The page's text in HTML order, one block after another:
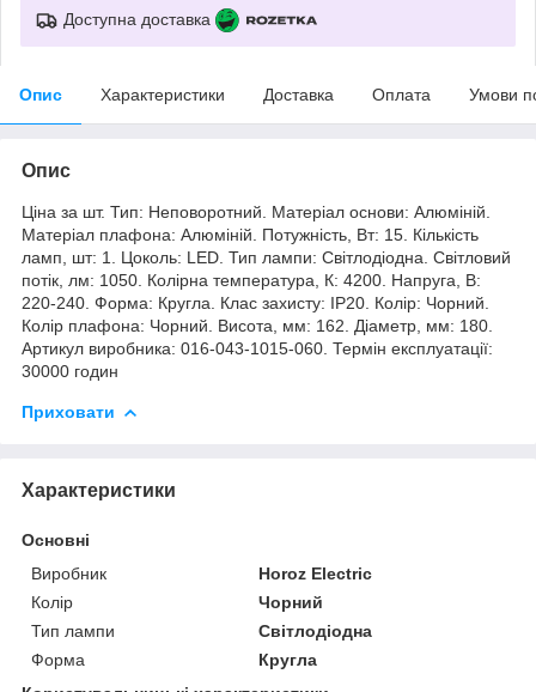
Доступна доставка
Опис Характеристики Доставка Оплата Умови
Опис
Ціна за шт. Тип: Неповоротний. Матеріал основи: Алюміній.
Матеріал плафона: Алюміній. Потужність, Вт: 15. Кількість
ламп, шт: 1. Цоколь: LED. Тип лампи: Світлодіодна. Світловий
потік, лм: 1050. Колірна температура, К: 4200. Напруга, В:
220-240. Форма: Кругла. Клас захисту: IP20. Колір: Чорний.
Колір плафона: Чорний. Висота, мм: 162. Діаметр, мм: 180.
Артикул виробника: 016-043-1015-060. Термін експлуатації:
30000 годин
Приховати
Характеристики
Основні
Виробник
Horoz Electric
Колір
Чорний
Тип лампи
Світлодіодна
Форма
Кругла